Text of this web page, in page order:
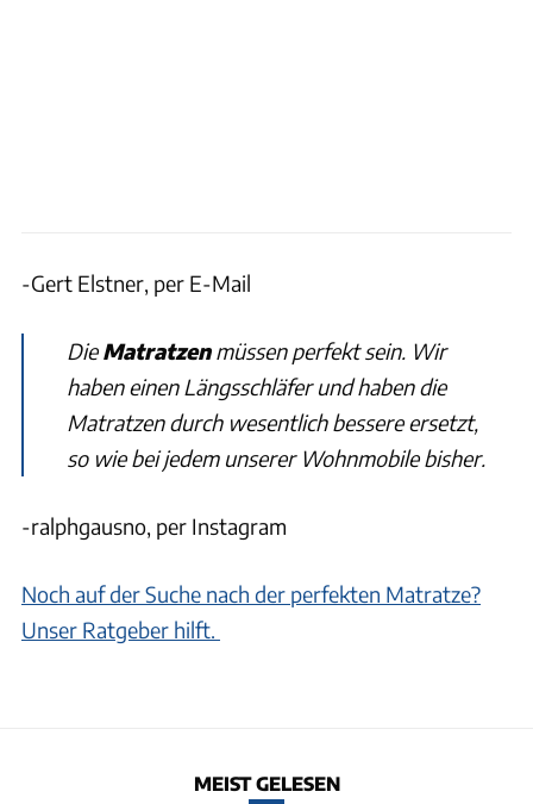
-Gert Elstner, per E-Mail
DieMatratzenmüssen perfekt sein. Wir
haben einen Längsschläfer und haben die
Matratzen durch wesentlich bessere ersetzt,
so wie bei jedem unserer Wohnmobile bisher.
-ralphgausno, per Instagram
Noch auf der Suche nach der perfekten Matratze?
Unser Ratgeber hilft.
MEIST GELESEN